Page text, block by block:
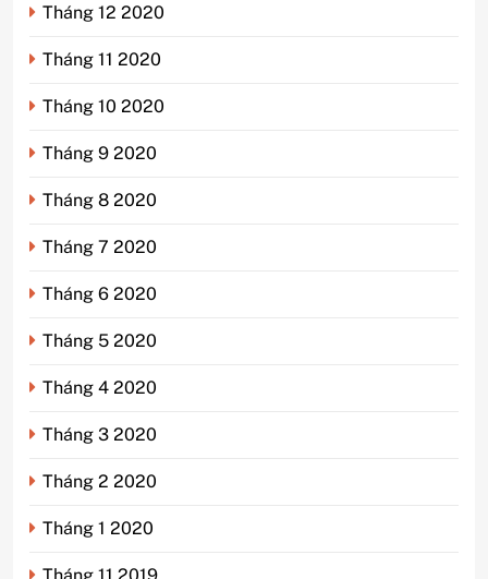
Tháng 12 2020
Tháng 11 2020
Tháng 10 2020
Tháng 9 2020
Tháng 8 2020
Tháng 7 2020
Tháng 6 2020
Tháng 5 2020
Tháng 4 2020
Tháng 3 2020
Tháng 2 2020
Tháng 1 2020
Tháng 11 2019